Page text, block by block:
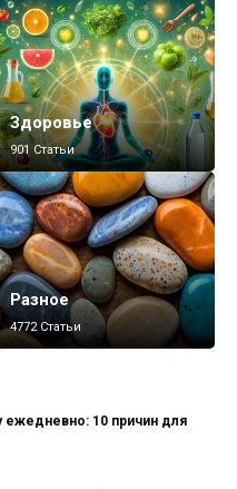
Здоровье
901 Статьи
Разное
4772 Статьи
ежедневно: 10 причин для